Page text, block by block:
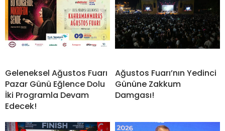
Geleneksel Ağustos Fuarı
Pazar Günü Eğlence Dolu
İki Programla Devam
Edecek!
Ağustos Fuarı’nın Yedinci
Gününe Zakkum
Damgası!